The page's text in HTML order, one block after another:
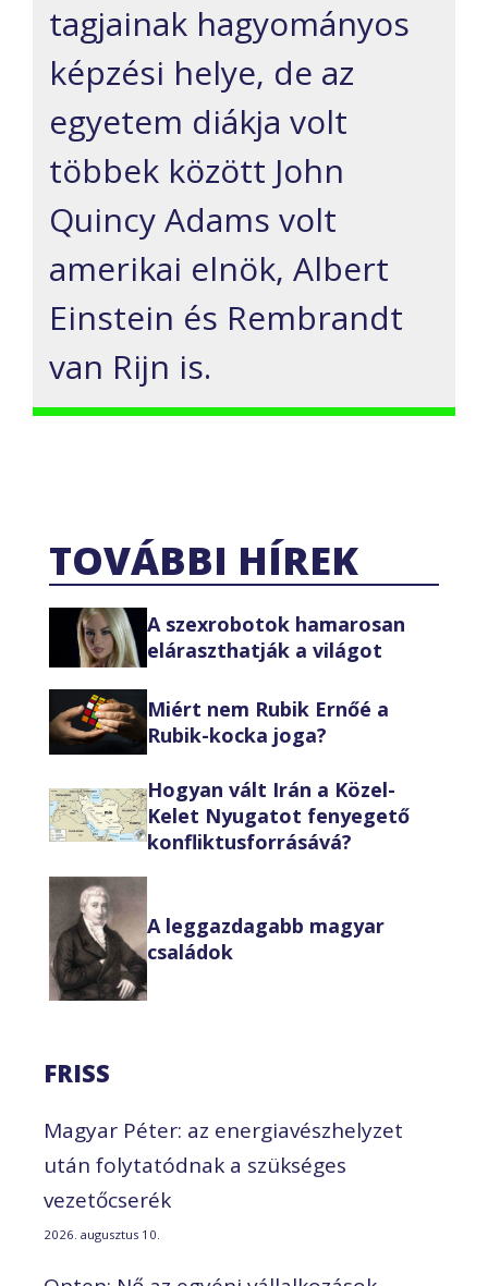
tagjainak hagyományos
képzési helye, de az
egyetem diákja volt
többek között John
Quincy Adams volt
amerikai elnök, Albert
Einstein és Rembrandt
van Rijn is.
TOVÁBBI HÍREK
A szexrobotok hamarosan
eláraszthatják a világot
Miért nem Rubik Ernőé a
Rubik-kocka joga?
Hogyan vált Irán a Közel-
Kelet Nyugatot fenyegető
konfliktusforrásává?
A leggazdagabb magyar
családok
FRISS
Magyar Péter: az energiavészhelyzet
után folytatódnak a szükséges
vezetőcserék
2026. augusztus 10.